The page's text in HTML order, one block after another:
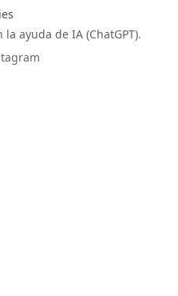
ayuda de IA (ChatGPT).